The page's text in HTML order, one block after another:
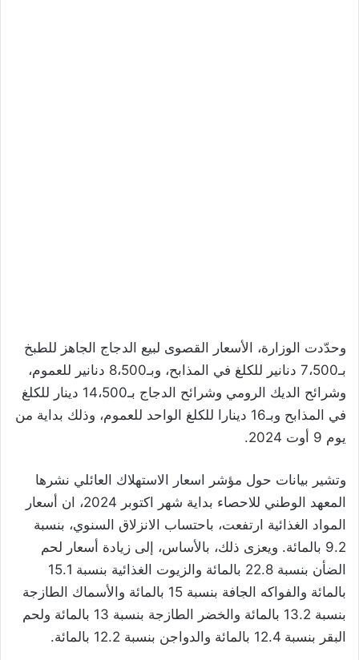
وحدّدت الوزارة، الأسعار القصوى لبيع الدجاج الجاهز للطبخ
بـ7،500 دنانير للكلغ في المذابح، وبـ8،500 دنانير للعموم،
وشرائح الديك الرومي وشرائح الدجاج بـ14،500 دينار للكلغ
في المذابح وبـ16 دينارا للكلغ الواحد للعموم، وذلك بداية من
يوم 9 أوت 2024.
وتشير بيانات حول مؤشر اسعار الاستهلاك العائلي نشرها
المعهد الوطني للاحصاء بداية شهر اكتوبر 2024، ان أسعار
المواد الغذائية ارتفعت، باحتساب الانزلاق السنوي، بنسبة
9.2 بالمائة. ويعزى ذلك، بالأساس، إلى زيادة أسعار لحم
الضأن بنسبة 22.8 بالمائة والزيوت الغذائية بنسبة 15.1
بالمائة والفواكه الجافة بنسبة 15 بالمائة والأسماك الطازجة
بنسبة 13.2 بالمائة والخضر الطازجة بنسبة 13 بالمائة ولحم
البقر بنسبة 12.4 بالمائة والدواجن بنسبة 12.2 بالمائة.